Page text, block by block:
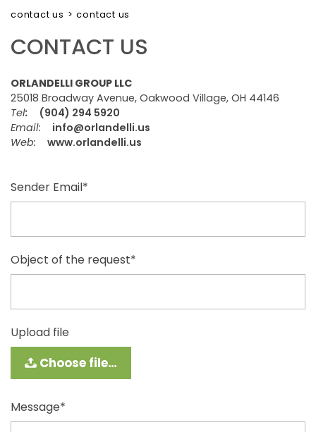
MORE RESULTS FOR YOU:
CONTACT US
SELLING CONDITIONS
SECURITY
COOKIE POLICY
contact us > contact us
CONTACT US
ORLANDELLI GROUP LLC
25018 Broadway Avenue, Oakwood Village, OH 44146
Tel:
(904) 294 5920
Email:
info@orlandelli.us
Web:
www.orlandelli.us
Sender Email*
Object of the request*
Upload file
Choose file…
Message*